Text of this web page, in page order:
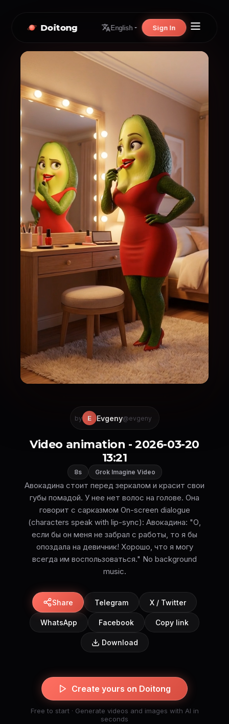
Doitong English Sign In
by E Evgeny@evgeny
Video animation - 2026-03-20
13:21
8s Grok Imagine Video
Авокадина стоит перед зеркалом и красит свои
губы помадой. У нее нет волос на голове. Она
говорит с сарказмом On-screen dialogue
(characters speak with lip-sync): Авокадина: "О,
если бы он меня не забрал с работы, то я бы
опоздала на девичник! Хорошо, что я могу
всегда им воспользоваться." No background
music.
Share Telegram X / Twitter
WhatsApp Facebook Copy link
Download
Create yours on Doitong
Free to start · Generate videos and images with AI in
seconds